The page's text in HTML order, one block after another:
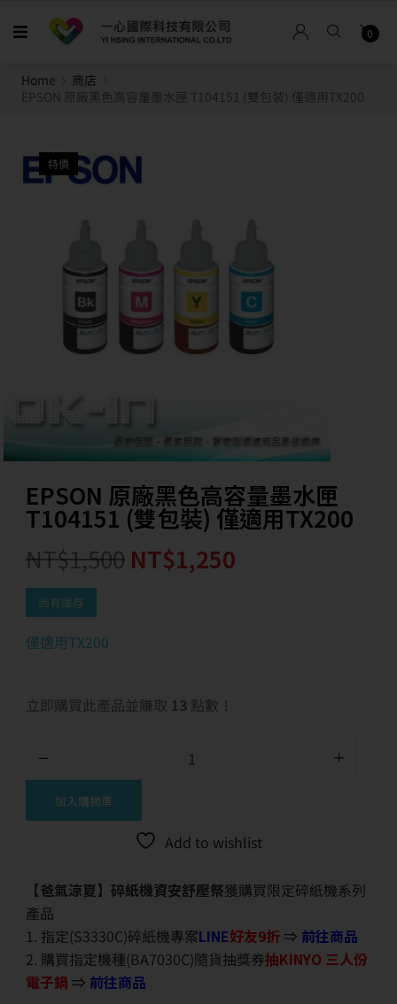
0
Home
商店
EPSON 原廠黑色高容量墨水匣 T104151 (雙包裝) 僅適用TX200
特價
EPSON 原廠黑色高容量墨水匣
T104151 (雙包裝) 僅適用TX200
NT$1,500 NT$1,250
尚有庫存
僅適用TX200
立即購買此產品並賺取 13 點數！
加入購物車
Add to wishlist
【爸氣涼夏】碎紙機資安舒壓祭獲購買限定碎紙機系列
產品
1. 指定(S3330C)碎紙機專案LINE好友9折 ⇒ 前往商品
2. 購買指定機種(BA7030C)隨貨抽獎券抽KINYO 三人份
電子鍋 ⇒ 前往商品